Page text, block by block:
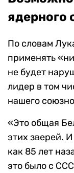
ядерного
По словам
применять
не будет
лидер в том
нашего
«Это общая
этих зверей.
как 85 лет
это было с